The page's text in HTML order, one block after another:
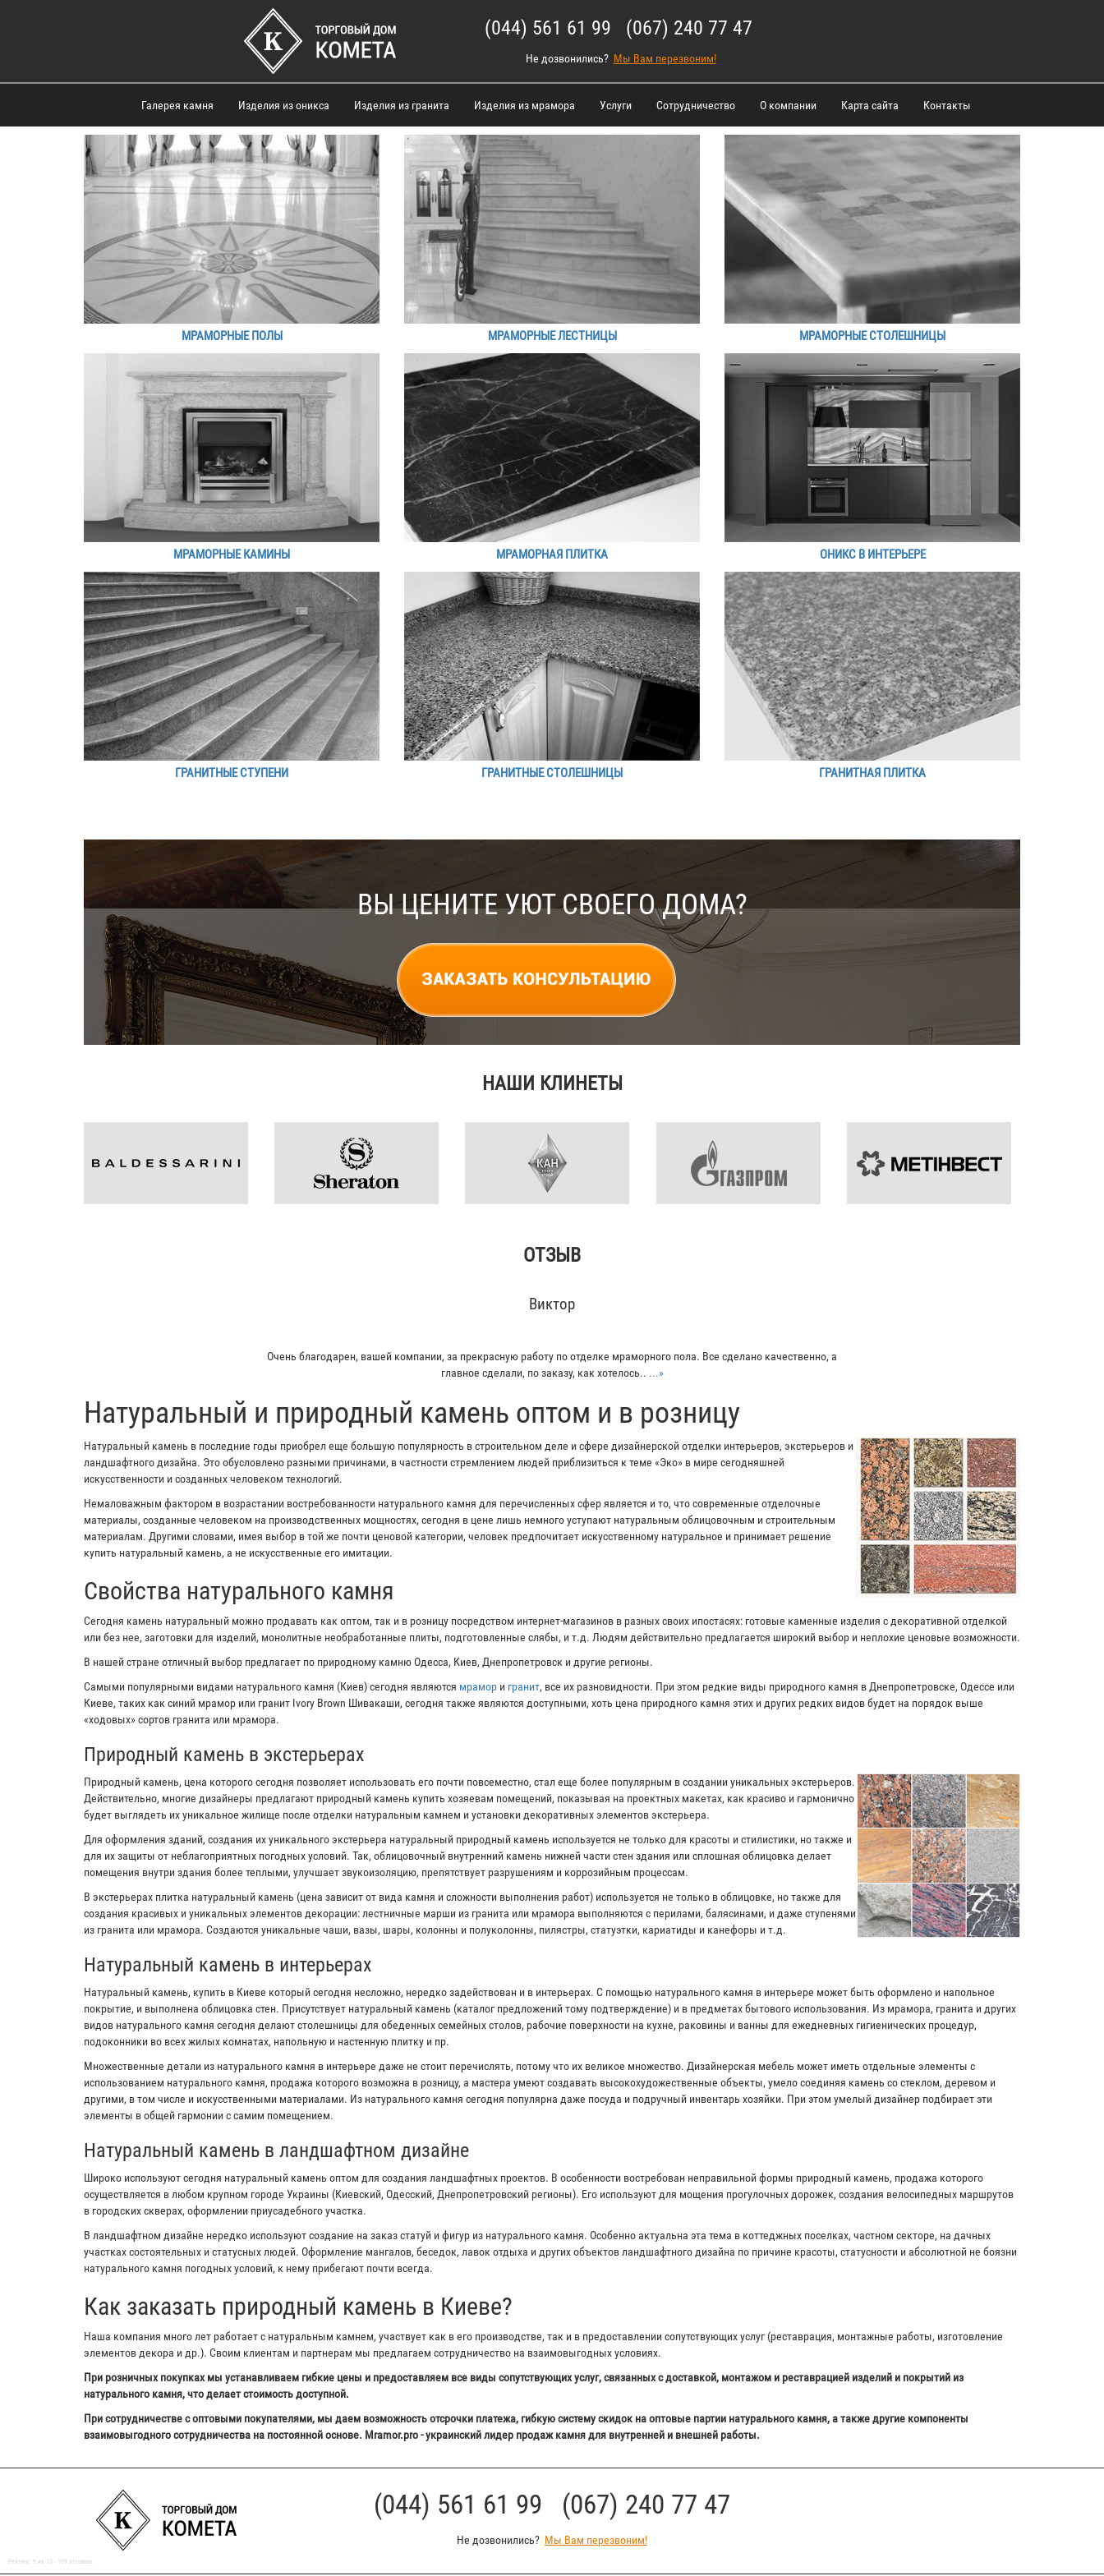
(044) 561 61 99 (067) 240 77 47
Не дозвонились? Мы Вам перезвоним!
Галерея камня Изделия из оникса Изделия из гранита Изделия из мрамора Услуги Сотрудничество О компании Карта сайта Контакты
МРАМОРНЫЕ ПОЛЫ МРАМОРНЫЕ ЛЕСТНИЦЫ МРАМОРНЫЕ СТОЛЕШНИЦЫ
МРАМОРНЫЕ КАМИНЫ МРАМОРНАЯ ПЛИТКА ОНИКС В ИНТЕРЬЕРЕ
ГРАНИТНЫЕ СТУПЕНИ ГРАНИТНЫЕ СТОЛЕШНИЦЫ ГРАНИТНАЯ ПЛИТКА
ВЫ ЦЕНИТЕ УЮТ СВОЕГО ДОМА?
НАШИ КЛИНЕТЫ
ОТЗЫВ
Кирилл
Мой отец заказывал плитку из гранита для своего дома. Больше всего понравилось - индивидуальный подход к клиенту.
Отец остался очень доволен......»
​Натуральный и природный камень оптом и в розницу
Натуральный камень в последние годы приобрел еще большую популярность в строительном деле и сфере дизайнерской отделки интерьеров, экстерьеров и
ландшафтного дизайна. Это обусловлено разными причинами, в частности стремлением людей приблизиться к теме «Эко» в мире сегодняшней
искусственности и созданных человеком технологий.
Немаловажным фактором в возрастании востребованности натурального камня для перечисленных сфер является и то, что современные отделочные
материалы, созданные человеком на производственных мощностях, сегодня в цене лишь немного уступают натуральным облицовочным и строительным
материалам. Другими словами, имея выбор в той же почти ценовой категории, человек предпочитает искусственному натуральное и принимает решение
купить натуральный камень, а не искусственные его имитации.
Свойства натурального камня
Сегодня камень натуральный можно продавать как оптом, так и в розницу посредством интернет-магазинов в разных своих ипостасях: готовые каменные изделия с декоративной отделкой
или без нее, заготовки для изделий, монолитные необработанные плиты, подготовленные слябы, и т.д. Людям действительно предлагается широкий выбор и неплохие ценовые возможности.
В нашей стране отличный выбор предлагает по природному камню Одесса, Киев, Днепропетровск и другие регионы.
Самыми популярными видами натурального камня (Киев) сегодня являются мрамор и гранит, все их разновидности. При этом редкие виды природного камня в Днепропетровске, Одессе или
Киеве, таких как синий мрамор или гранит Ivory Brown Шивакаши, сегодня также являются доступными, хоть цена природного камня этих и других редких видов будет на порядок выше
«ходовых» сортов гранита или мрамора.
Природный камень в экстерьерах
Природный камень, цена которого сегодня позволяет использовать его почти повсеместно, стал еще более популярным в создании уникальных экстерьеров.
Действительно, многие дизайнеры предлагают природный камень купить хозяевам помещений, показывая на проектных макетах, как красиво и гармонично
будет выглядеть их уникальное жилище после отделки натуральным камнем и установки декоративных элементов экстерьера.
Для оформления зданий, создания их уникального экстерьера натуральный природный камень используется не только для красоты и стилистики, но также и
для их защиты от неблагоприятных погодных условий. Так, облицовочный внутренний камень нижней части стен здания или сплошная облицовка делает
помещения внутри здания более теплыми, улучшает звукоизоляцию, препятствует разрушениям и коррозийным процессам.
В экстерьерах плитка натуральный камень (цена зависит от вида камня и сложности выполнения работ) используется не только в облицовке, но также для
создания красивых и уникальных элементов декорации: лестничные марши из гранита или мрамора выполняются с перилами, балясинами, и даже ступенями
из гранита или мрамора. Создаются уникальные чаши, вазы, шары, колонны и полуколонны, пилястры, статуэтки, кариатиды и канефоры и т.д.
Натуральный камень в интерьерах
Натуральный камень, купить в Киеве который сегодня несложно, нередко задействован и в интерьерах. С помощью натурального камня в интерьере может быть оформлено и напольное
покрытие, и выполнена облицовка стен. Присутствует натуральный камень (каталог предложений тому подтверждение) и в предметах бытового использования. Из мрамора, гранита и других
видов натурального камня сегодня делают столешницы для обеденных семейных столов, рабочие поверхности на кухне, раковины и ванны для ежедневных гигиенических процедур,
подоконники во всех жилых комнатах, напольную и настенную плитку и пр.
Множественные детали из натурального камня в интерьере даже не стоит перечислять, потому что их великое множество. Дизайнерская мебель может иметь отдельные элементы с
использованием натурального камня, продажа которого возможна в розницу, а мастера умеют создавать высокохудожественные объекты, умело соединяя камень со стеклом, деревом и
другими, в том числе и искусственными материалами. Из натурального камня сегодня популярна даже посуда и подручный инвентарь хозяйки. При этом умелый дизайнер подбирает эти
элементы в общей гармонии с самим помещением.
Натуральный камень в ландшафтном дизайне
Широко используют сегодня натуральный камень оптом для создания ландшафтных проектов. В особенности востребован неправильной формы природный камень, продажа которого
осуществляется в любом крупном городе Украины (Киевский, Одесский, Днепропетровский регионы). Его используют для мощения прогулочных дорожек, создания велосипедных маршрутов
в городских скверах, оформлении приусадебного участка.
В ландшафтном дизайне нередко используют создание на заказ статуй и фигур из натурального камня. Особенно актуальна эта тема в коттеджных поселках, частном секторе, на дачных
участках состоятельных и статусных людей. Оформление мангалов, беседок, лавок отдыха и других объектов ландшафтного дизайна по причине красоты, статусности и абсолютной не боязни
натурального камня погодных условий, к нему прибегают почти всегда.
Как заказать природный камень в Киеве?
Наша компания много лет работает с натуральным камнем, участвует как в его производстве, так и в предоставлении сопутствующих услуг (реставрация, монтажные работы, изготовление
элементов декора и др.). Своим клиентам и партнерам мы предлагаем сотрудничество на взаимовыгодных условиях.
При розничных покупках мы устанавливаем гибкие цены и предоставляем все виды сопутствующих услуг, связанных с доставкой, монтажом и реставрацией изделий и покрытий из
натурального камня, что делает стоимость доступной.
При сотрудничестве с оптовыми покупателями, мы даем возможность отсрочки платежа, гибкую систему скидок на оптовые партии натурального камня, а также другие компоненты
взаимовыгодного сотрудничества на постоянной основе. Mramor.pro - украинский лидер продаж камня для внутренней и внешней работы.
(044) 561 61 99 (067) 240 77 47
Не дозвонились? Мы Вам перезвоним!
Рейтинг: 9 из 10 109 отзывов.